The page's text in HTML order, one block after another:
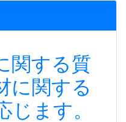
関する質
に関する
じます。